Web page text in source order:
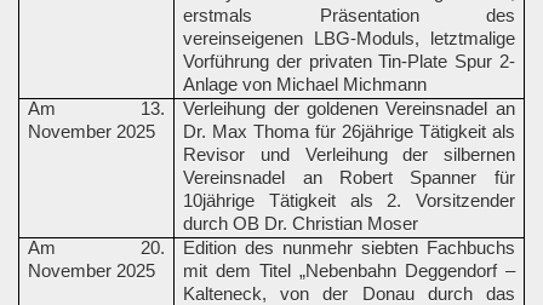
erstmals Präsentation des
vereinseigenen LBG-Moduls, letztmalige
Vorführung der privaten Tin-Plate Spur 2-
Anlage von Michael Michmann
Am 13.
November 2025
Verleihung der goldenen Vereinsnadel an
Dr. Max Thoma für 26jährige Tätigkeit als
Revisor und Verleihung der silbernen
Vereinsnadel an Robert Spanner für
10jährige Tätigkeit als 2. Vorsitzender
durch OB Dr. Christian Moser
Am 20.
November 2025
Edition des nunmehr siebten Fachbuchs
mit dem Titel „Nebenbahn Deggendorf –
Kalteneck, von der Donau durch das